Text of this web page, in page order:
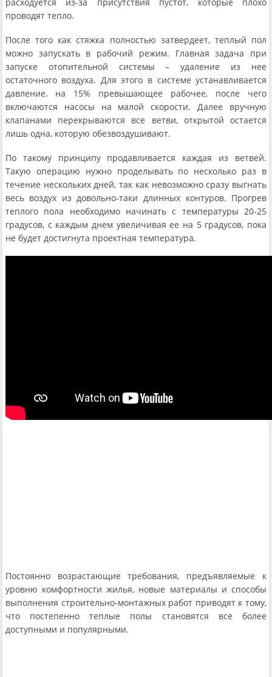
проводят тепло.
После того как стяжка полностью затвердеет, теплый пол
можно запускать в рабочий режим. Главная задача при
запуске отопительной системы – удаление из нее
остаточного воздуха. Для этого в системе устанавливается
давление, на 15% превышающее рабочее, после чего
включаются насосы на малой скорости. Далее вручную
клапанами перекрываются все ветви, открытой остается
лишь одна, которую обезвоздушивают.
По такому принципу продавливается каждая из ветвей.
Такую операцию нужно проделывать по несколько раз в
течение нескольких дней, так как невозможно сразу выгнать
весь воздух из довольно-таки длинных контуров. Прогрев
теплого пола необходимо начинать с температуры 20-25
градусов, с каждым днем увеличивая ее на 5 градусов, пока
не будет достигнута проектная температура.
Постоянно возрастающие требования, предъявляемые к
уровню комфортности жилья, новые материалы и способы
выполнения строительно-монтажных работ приводят к тому,
что постепенно теплые полы становятся все более
доступными и популярными.